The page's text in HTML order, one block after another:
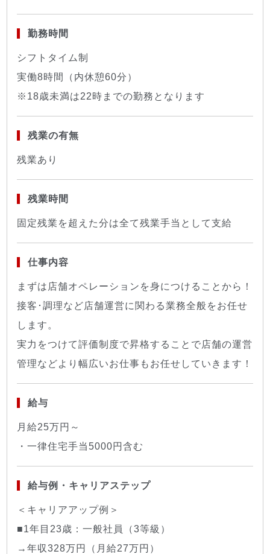
勤務時間
シフトタイム制
実働8時間（内休憩60分）
※18歳未満は22時までの勤務となります
残業の有無
残業あり
残業時間
固定残業を超えた分は全て残業手当として支給
仕事内容
まずは店舗オペレーションを身につけることから！
接客･調理など店舗運営に関わる業務全般をお任せ
します。
実力をつけて評価制度で昇格することで店舗の運営
管理などより幅広いお仕事もお任せしていきます！
給与
月給25万円～
・一律住宅手当5000円含む
給与例・キャリアステップ
＜キャリアアップ例＞
■1年目23歳：一般社員（3等級）
→年収328万円（月給27万円）